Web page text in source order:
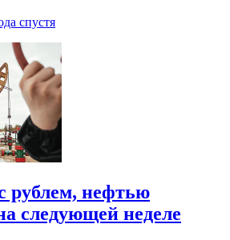
спустя
рублем, нефтью
следующей неделе